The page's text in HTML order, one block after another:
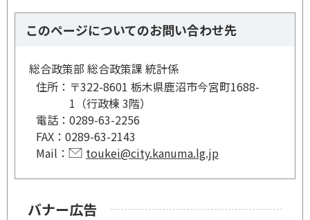
このページについてのお問い合わせ先
総合政策部 総合政策課 統計係
住所： 〒322-8601 栃木県鹿沼市今宮町1688-
1（行政棟 3階）
電話： 0289-63-2256
FAX： 0289-63-2143
Mail：
toukei@city.kanuma.lg.jp
バナー広告